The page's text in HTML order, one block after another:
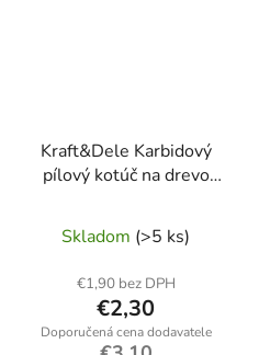
Kraft&Dele Karbidový
pílový kotúč na drevo
KD1024
Skladom (>5 ks)
€1,90 bez DPH
€2,30